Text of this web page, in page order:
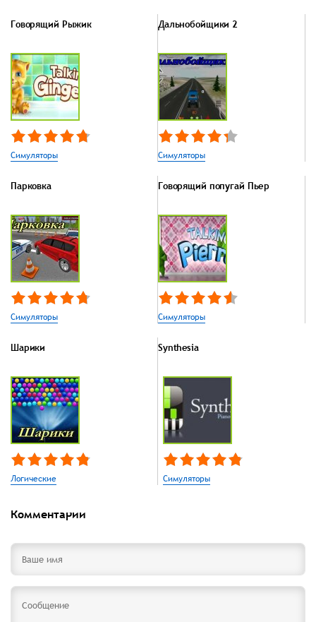
Говорящий Рыжик
Симуляторы
Дальнобойщики 2
Симуляторы
Парковка
Симуляторы
Говорящий попугай Пьер
Симуляторы
Шарики
Логические
Synthesia
Симуляторы
Комментарии